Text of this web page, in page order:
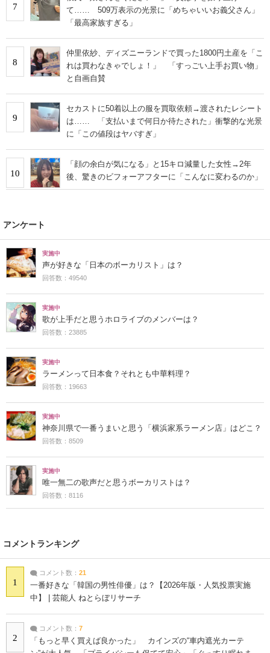
7
て…… 509万表示の光景に「めちゃいいお義父さん」
「最高家族すぎる」
8
仲里依紗、ディズニーランドで買った1800円土産を「こ
れは買わなきゃでしょ！」 「すっごい上手お買い物」
と自画自賛
9
セカストに50着以上の服を買取依頼→渡されたレシート
は…… 「支払いまで何日か待たされた」衝撃的な光景
に「この値段はヤバすぎ」
10
「顔の余白が気になる」と15キロ減量した女性→2年
後、驚きのビフォーアフターに「こんなに変わるのか」
アンケート
実施中
声が好きな「日本のボーカリスト」は？
回答数：49540
実施中
歌が上手だと思うホロライブのメンバーは？
回答数：23885
実施中
ラーメンって日本食？それとも中華料理？
回答数：19663
実施中
神奈川県で一番うまいと思う「横浜家系ラーメン店」はどこ？
回答数：8509
実施中
唯一無二の歌声だと思うボーカリストは？
回答数：8116
コメントランキング
1
コメント数： 21
一番好きな「韓国の男性俳優」は？【2026年版・人気投票実施
中】 | 芸能人 ねとらぼリサーチ
2
コメント数： 7
「もっと早く買えば良かった」 カインズの“車内遮光カーテ